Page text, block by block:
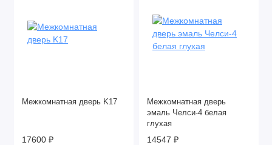
Межкомнатная дверь K17
17600 ₽
Межкомнатная дверь
эмаль Челси-4 белая
глухая
14547 ₽